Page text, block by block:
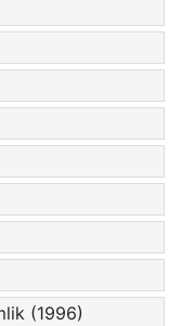
(1996)